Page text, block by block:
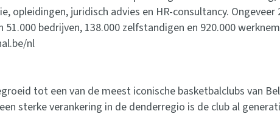
opleidingen, juridisch advies en HR-consultancy. Ongeveer
bedrijven, 138.000 zelfstandigen en 920.000
nl
tot een van de meest iconische basketbalclubs van
sterke verankering in de denderregio is de club al